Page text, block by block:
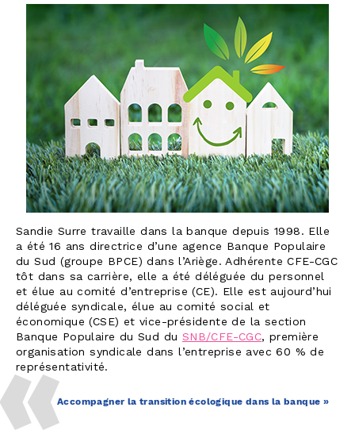
Sandie Surre travaille dans la banque depuis 1998. Elle
a été 16 ans directrice d’une agence Banque Populaire
du Sud (groupe BPCE) dans l’Ariège. Adhérente CFE-CGC
tôt dans sa carrière, elle a été déléguée du personnel
et élue au comité d’entreprise (CE). Elle est aujourd’hui
déléguée syndicale, élue au comité social et
économique (CSE) et vice-présidente de la section
Banque Populaire du Sud du SNB/CFE-CGC, première
organisation syndicale dans l’entreprise avec 60 % de
représentativité.
Accompagner la transition écologique dans la banque »